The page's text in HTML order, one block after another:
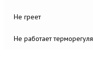
Не греет
Не работает